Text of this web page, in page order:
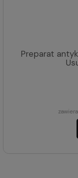
Preparat